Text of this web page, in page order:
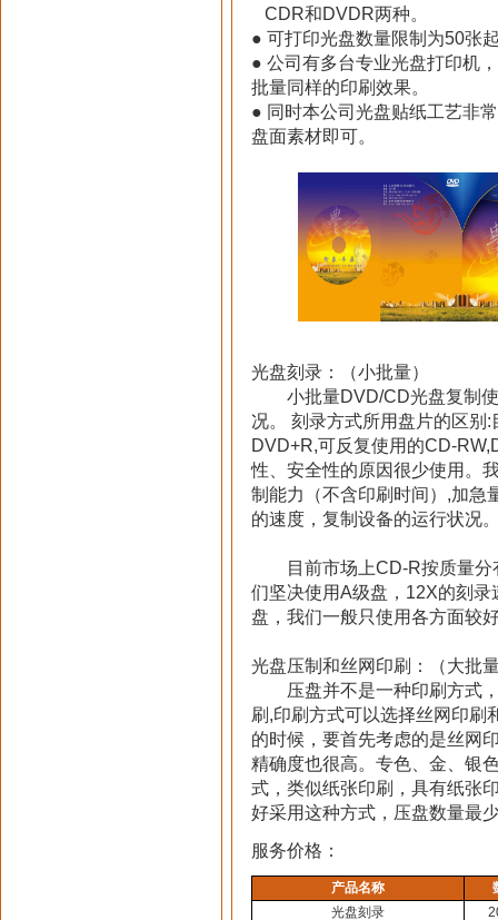
CDR和DVDR两种。
● 可打印光盘数量限制为50张
● 公司有多台专业光盘打印机
批量同样的印刷效果。
● 同时本公司光盘贴纸工艺非
盘面素材即可。
光盘刻录：（小批量）
小批量DVD/CD光盘复制使
况。 刻录方式所用盘片的区别
DVD+R,可反复使用的CD-
性、安全性的原因很少使用。
制能力（不含印刷时间）,加急
的速度，复制设备的运行状况
目前市场上CD-R按质量分
们坚决使用A级盘，12X的刻
盘，我们一般只使用各方面较
光盘压制和丝网印刷：（大批
压盘并不是一种印刷方式，
刷,印刷方式可以选择丝网印刷
的时候，要首先考虑的是丝网
精确度也很高。专色、金、银
式，类似纸张印刷，具有纸张
好采用这种方式，压盘数量最
服务价格：
产品名称
光盘刻录